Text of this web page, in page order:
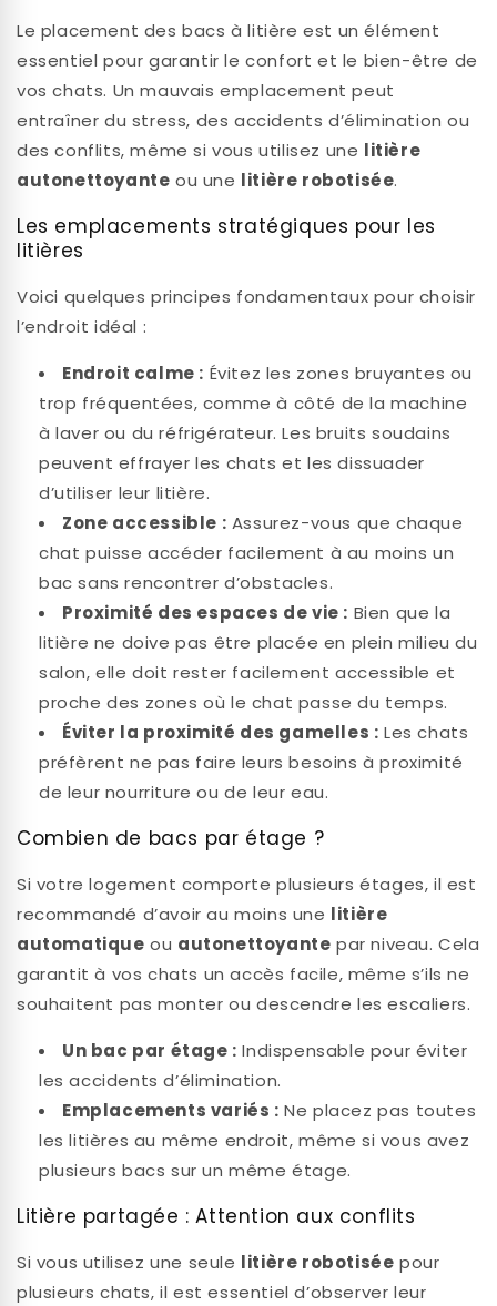
Le placement des bacs à litière est un élément
essentiel pour garantir le confort et le bien-être de
vos chats. Un mauvais emplacement peut
entraîner du stress, des accidents d’élimination ou
des conflits, même si vous utilisez une litière
autonettoyante ou une litière robotisée.
Les emplacements stratégiques pour les
litières
Voici quelques principes fondamentaux pour choisir
l’endroit idéal :
Endroit calme : Évitez les zones bruyantes ou
trop fréquentées, comme à côté de la machine
à laver ou du réfrigérateur. Les bruits soudains
peuvent effrayer les chats et les dissuader
d’utiliser leur litière.
Zone accessible : Assurez-vous que chaque
chat puisse accéder facilement à au moins un
bac sans rencontrer d’obstacles.
Proximité des espaces de vie : Bien que la
litière ne doive pas être placée en plein milieu du
salon, elle doit rester facilement accessible et
proche des zones où le chat passe du temps.
Éviter la proximité des gamelles : Les chats
préfèrent ne pas faire leurs besoins à proximité
de leur nourriture ou de leur eau.
Combien de bacs par étage ?
Si votre logement comporte plusieurs étages, il est
recommandé d’avoir au moins une litière
automatique ou autonettoyante par niveau. Cela
garantit à vos chats un accès facile, même s’ils ne
souhaitent pas monter ou descendre les escaliers.
Un bac par étage : Indispensable pour éviter
les accidents d’élimination.
Emplacements variés : Ne placez pas toutes
les litières au même endroit, même si vous avez
plusieurs bacs sur un même étage.
Litière partagée : Attention aux conflits
Si vous utilisez une seule litière robotisée pour
plusieurs chats, il est essentiel d’observer leur